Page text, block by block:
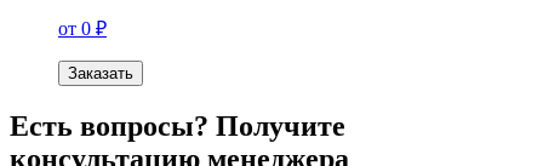
от 0 ₽
Заказать
Есть вопросы? Получите
консультацию менеджера